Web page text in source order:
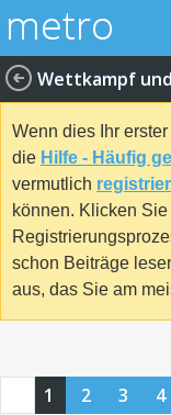
Wettkampf
Wenn dies Ihr
die Hilfe - Häufig
vermutlich
können. Klicken
schon Beiträge
aus, das Sie am
1 2 3 4